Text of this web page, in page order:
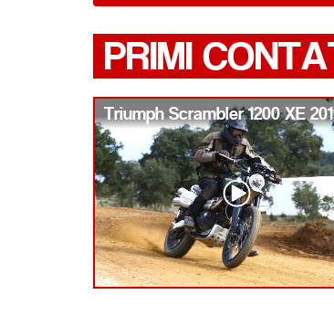
PRIMI
Triumph Scrambler 1200 XE